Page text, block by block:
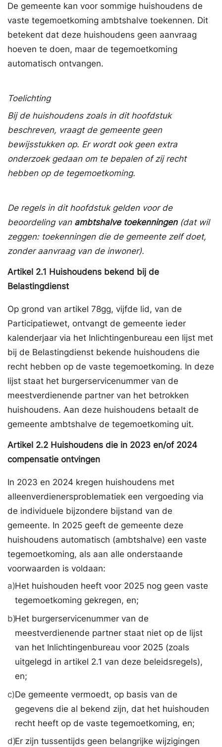
De gemeente kan voor sommige huishoudens de
vaste tegemoetkoming ambtshalve toekennen. Dit
betekent dat deze huishoudens geen aanvraag
hoeven te doen, maar de tegemoetkoming
automatisch ontvangen.
Toelichting
Bij de huishoudens zoals in dit hoofdstuk
beschreven, vraagt de gemeente geen
bewijsstukken op. Er wordt ook geen extra
onderzoek gedaan om te bepalen of zij recht
hebben op de tegemoetkoming.
De regels in dit hoofdstuk gelden voor de
beoordeling van ambtshalve toekenningen (dat wil
zeggen: toekenningen die de gemeente zelf doet,
zonder aanvraag van de inwoner).
Artikel 2.1 Huishoudens bekend bij de
Belastingdienst
Op grond van artikel 78gg, vijfde lid, van de
Participatiewet, ontvangt de gemeente ieder
kalenderjaar via het Inlichtingenbureau een lijst met
bij de Belastingdienst bekende huishoudens die
recht hebben op de vaste tegemoetkoming. In deze
lijst staat het burgerservicenummer van de
meestverdienende partner van het betrokken
huishoudens. Aan deze huishoudens betaalt de
gemeente ambtshalve de tegemoetkoming uit.
Artikel 2.2 Huishoudens die in 2023 en/of 2024
compensatie ontvingen
In 2023 en 2024 kregen huishoudens met
alleenverdienersproblematiek een vergoeding via
de individuele bijzondere bijstand van de
gemeente. In 2025 geeft de gemeente deze
huishoudens automatisch (ambtshalve) een vaste
tegemoetkoming, als aan alle onderstaande
voorwaarden is voldaan:
a)Het huishouden heeft voor 2025 nog geen vaste
tegemoetkoming gekregen, en;
b)Het burgerservicenummer van de
meestverdienende partner staat niet op de lijst
van het Inlichtingenbureau voor 2025 (zoals
uitgelegd in artikel 2.1 van deze beleidsregels),
en;
c)De gemeente vermoedt, op basis van de
gegevens die al bekend zijn, dat het huishouden
recht heeft op de vaste tegemoetkoming, en;
d)Er zijn tussentijds geen belangrijke wijzigingen